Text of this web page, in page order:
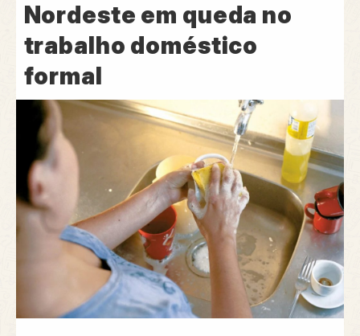
Nordeste em queda no
trabalho doméstico
formal